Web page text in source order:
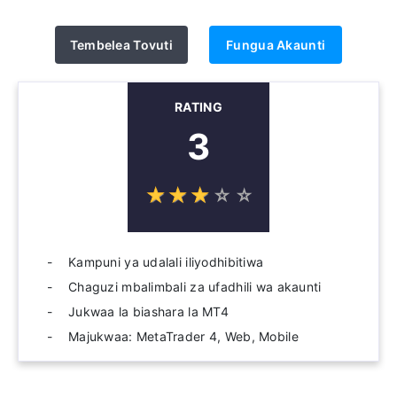
Tembelea Tovuti Fungua Akaunti
RATING
3
☆☆☆ ☆ ☆
★★★ ★ ★
Kampuni ya udalali iliyodhibitiwa
Chaguzi mbalimbali za ufadhili wa akaunti
Jukwaa la biashara la MT4
Majukwaa: MetaTrader 4, Web, Mobile